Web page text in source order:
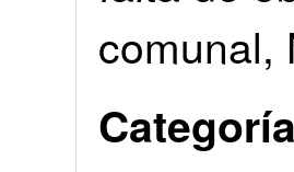
comunal,